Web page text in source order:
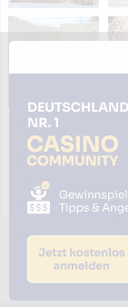
Das dargestellte
übernimmt
jedoch bei